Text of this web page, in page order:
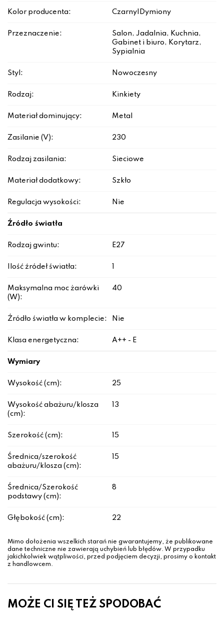
Kolor producenta: Czarny|Dymiony
Przeznaczenie:
Salon, Jadalnia, Kuchnia,
Gabinet i biuro, Korytarz,
Sypialnia
Styl: Nowoczesny
Rodzaj: Kinkiety
Materiał dominujący: Metal
Zasilanie (V): 230
Rodzaj zasilania: Sieciowe
Materiał dodatkowy: Szkło
Regulacja wysokości: Nie
Źródło światła
Rodzaj gwintu: E27
Ilość źródeł światła:
Maksymalna moc żarówki
(W):
40
Źródło światła w komplecie: Nie
Klasa energetyczna: A++ - E
Wymiary
Wysokość (cm): 25
Wysokość abażuru/klosza
(cm):
13
Szerokość (cm): 15
Średnica/szerokość
abażuru/klosza (cm):
15
Średnica/Szerokość
podstawy (cm):
8
Głębokość (cm): 22
Mimo dołożenia wszelkich starań nie gwarantujemy, że publikowane
dane techniczne nie zawierają uchybień lub błędów. W przypadku
jakichkolwiek wątpliwości, przed podjęciem decyzji, prosimy o kontakt
z handlowcem.
MOŻE CI SIĘ TEŻ SPODOBAĆ